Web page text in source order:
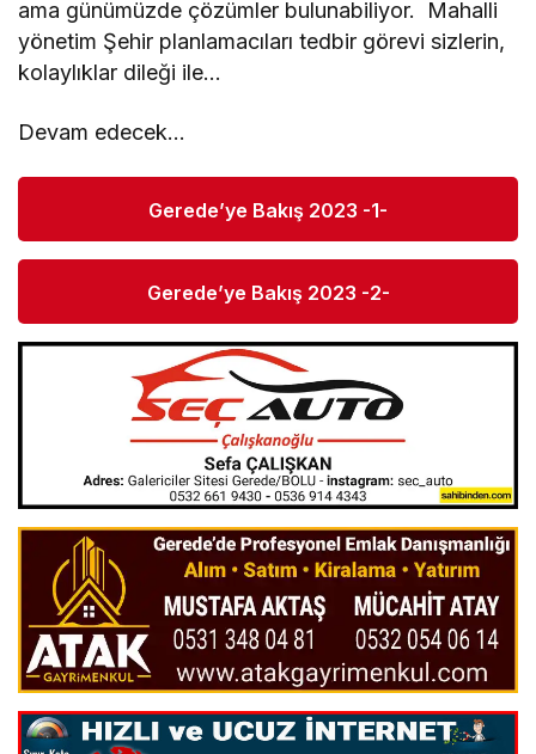
ama günümüzde çözümler bulunabiliyor. Mahalli
yönetim Şehir planlamacıları tedbir görevi sizlerin,
kolaylıklar dileği ile…
Devam edecek…
Gerede’ye Bakış 2023 -1-
Gerede’ye Bakış 2023 -2-